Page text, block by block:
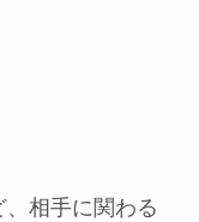
相手に関わる